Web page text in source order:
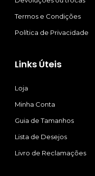
Termos e Condições
Política de Privacidade
Links Úteis
Loja
Minha Conta
Guia de Tamanhos
Lista de Desejos
Livro de Reclamações